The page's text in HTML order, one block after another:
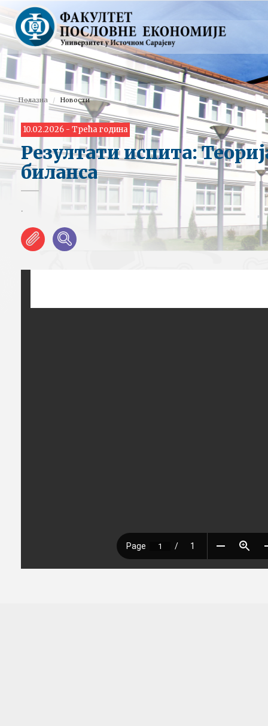
Полазна Новости
10.02.2026 - Трећа година
Резултати испита:
биланса
.